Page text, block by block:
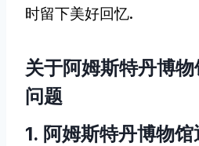
时留下美好回忆.
关于阿姆斯特丹博
问题
1. 阿姆斯特丹博物